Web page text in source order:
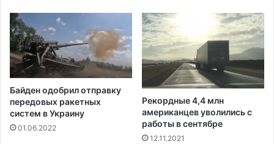
а
р
т
а
а
ч
е
н
н
е
Байден одобрил отправку
передовых ракетных
систем в Украину
01.06.2022
Рекордные 4,4 млн
американцев уволились с
работы в сентябре
12.11.2021